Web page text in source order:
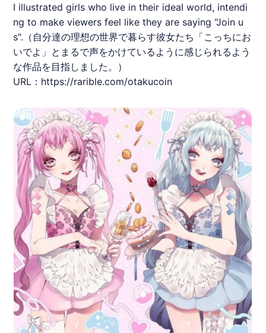
I illustrated girls who live in their ideal world, intendi
ng to make viewers feel like they are saying "Join u
s".（自分達の理想の世界で暮らす彼女たち「こっちにお
いでよ」とまるで声をかけているように感じられるよう
な作品を目指しました。）
URL： https://rarible.com/otakucoin